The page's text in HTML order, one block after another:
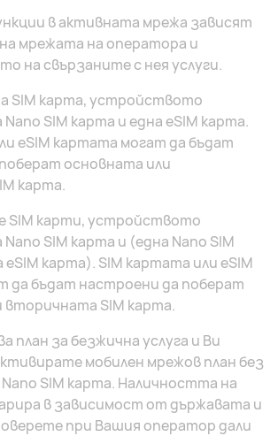
в активната мрежа зависят
мрежата на оператора и
на свързаните с нея услуги.
SIM карта, устройството
SIM карта и една eSIM карта.
eSIM картата могат да бъдат
основната или
карта.
SIM карти, устройството
SIM карта и (една Nano SIM
eSIM карта). SIM картата или eSIM
да бъдат настроени да поберат
вторичната SIM карта.
план за безжична услуга и Ви
мобилен мрежов план без
SIM карта. Наличността на
в зависимост от държавата и
при Вашия оператор дали